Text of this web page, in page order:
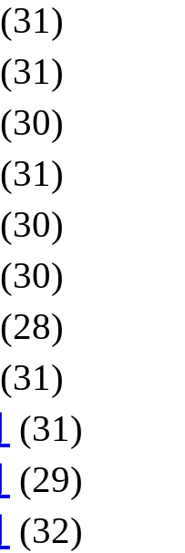
(31)
(31)
(30)
(31)
(30)
(30)
(28)
(31)
(31)
(29)
(32)